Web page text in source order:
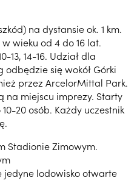
na dystansie ok. 1 km.
wieku od 4 do 16 lat.
13, 14-16. Udział dla
odbędzie się wokół Górki
przez ArcelorMittal Park.
miejscu imprezy. Starty
20 osób. Każdy uczestnik
Stadionie Zimowym.
lodowisko otwarte